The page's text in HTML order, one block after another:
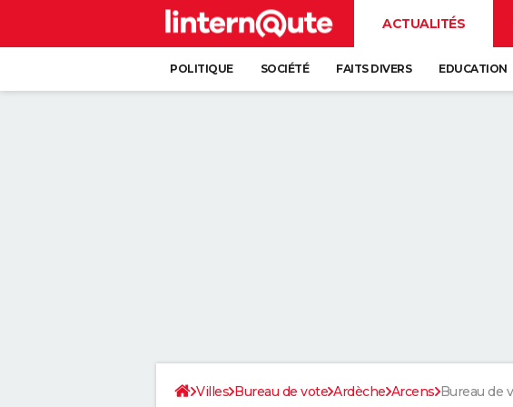
ACTUALITÉS
POLITIQUE SOCIÉTÉ FAITS DIVERS EDUCATION
Villes Bureau de vote Ardèche Arcens Bureau de